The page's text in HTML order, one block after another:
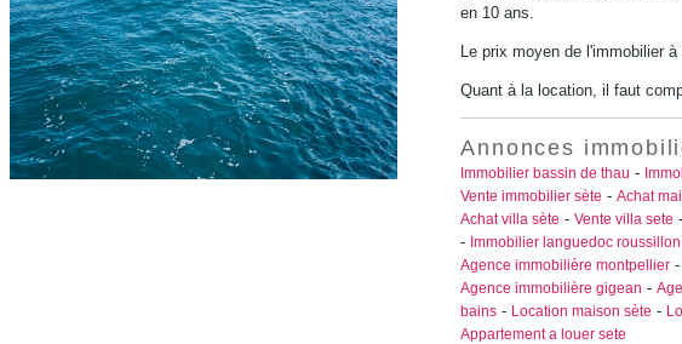
en 10 ans.
Le prix moyen de l'immobilier
Quant à la location, il faut
Annonces
Immobilier bassin de thau -
Vente immobilier sète -Achat
Achat villa sète -Vente villa sete -
- Immobilier languedoc roussillon
Agence immobilière montpellier -
Agence immobilière gigean -
bains - Location maison sète -
Appartement a louer sete